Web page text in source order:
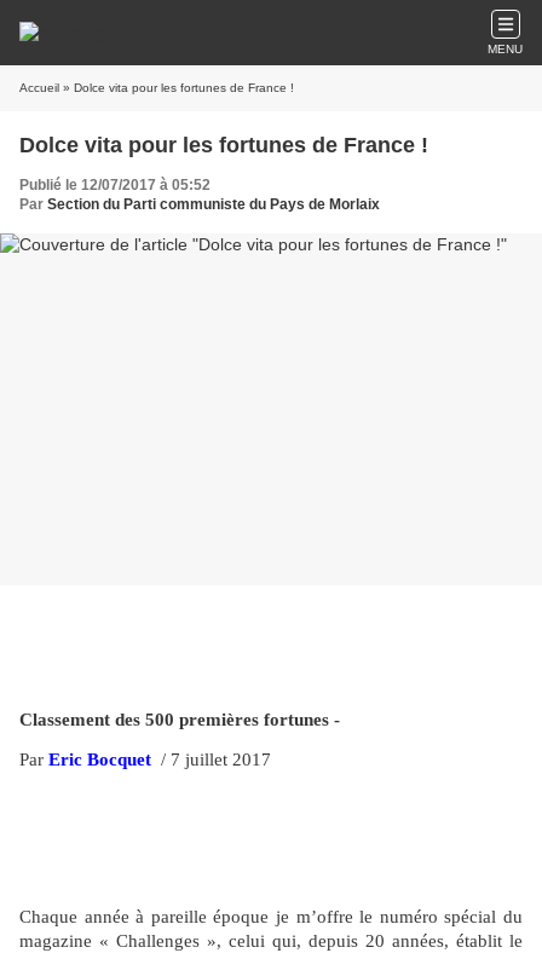
MENU
Accueil » Dolce vita pour les fortunes de France !
Dolce vita pour les fortunes de France !
Publié le 12/07/2017 à 05:52
Par Section du Parti communiste du Pays de Morlaix
Classement des 500 premières fortunes -
Par Eric Bocquet / 7 juillet 2017
Chaque année à pareille époque je m’offre le numéro spécial du
magazine « Challenges », celui qui, depuis 20 années, établit le